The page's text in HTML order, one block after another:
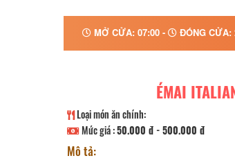
MỞ CỬA: 07:00 - ĐÓNG CỬA:
ÉMAI
Loại món ăn chính:
Mức giá :50.000 đ - 500.000 đ
Mô tả: